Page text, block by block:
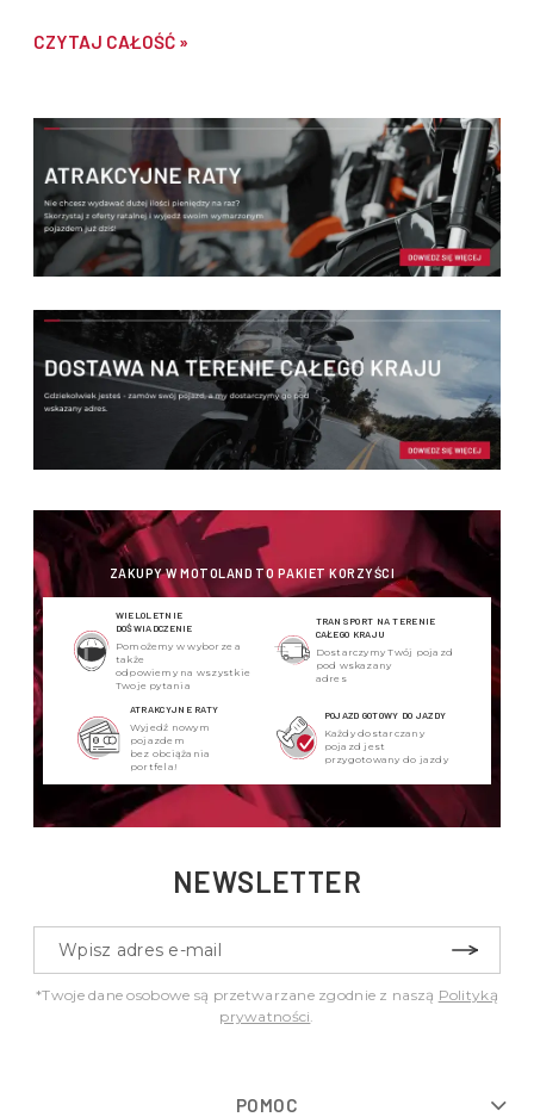
CZYTAJ CAŁOŚĆ »
ZAKUPY W MOTOLAND TO PAKIET KORZYŚCI
WIELOLETNIE
DOŚWIADCZENIE
Pomożemy w wyborze a
także
odpowiemy na wszystkie
Twoje pytania
TRANSPORT NA TERENIE
CAŁEGO KRAJU
Dostarczymy Twój pojazd
pod wskazany
adres
ATRAKCYJNE RATY
Wyjedź nowym
pojazdem
bez obciążania
portfela!
POJAZD GOTOWY DO JAZDY
Każdy dostarczany
pojazd jest
przygotowany do jazdy
NEWSLETTER
*Twoje dane osobowe są przetwarzane zgodnie z naszą Polityką
prywatności
POMOC